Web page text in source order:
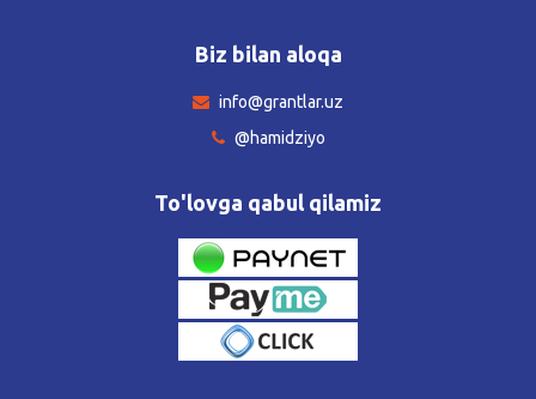
Biz bilan aloqa
info@grantlar.uz
@hamidziyo
To'lovga qabul qilamiz